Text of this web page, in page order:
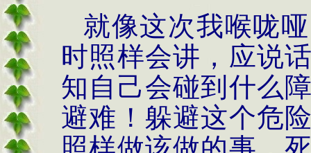
就像这次我喉咙
时照样会讲，应说
知自己会碰到什么
避难！躲避这个危